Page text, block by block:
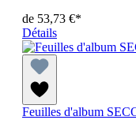
de 53,73 €*
Détails
Feuilles d'album